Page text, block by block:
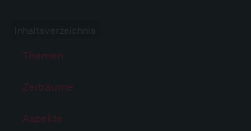
Themen
Zeiträume
Aspekte